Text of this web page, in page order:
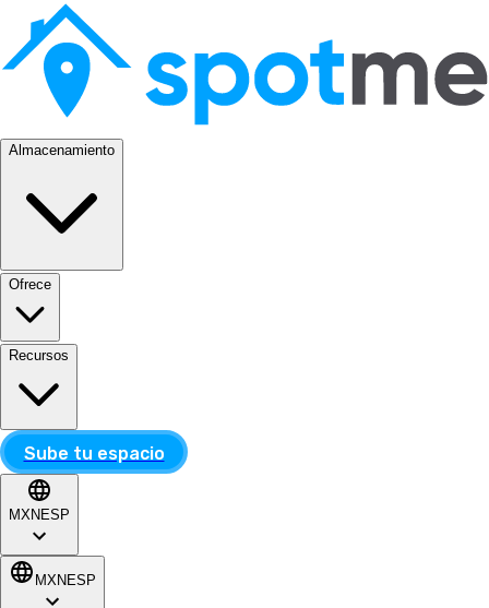
Almacenamiento
Ofrece
Recursos
Sube tu espacio
MXN ESP
MXN ESP